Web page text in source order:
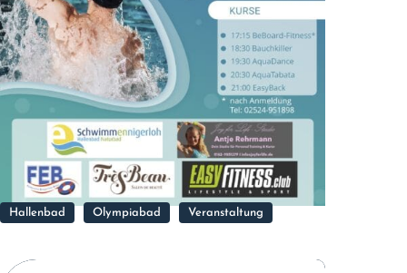
Hallenbad Olympiabad Veranstaltung